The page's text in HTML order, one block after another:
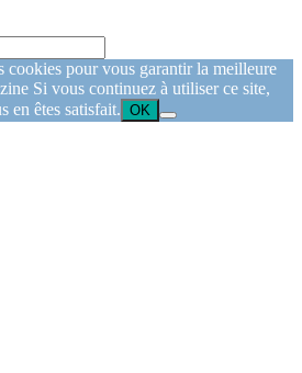
pour vous garantir la meilleure
Si vous continuez à utiliser ce site,
en êtes satisfait. OK